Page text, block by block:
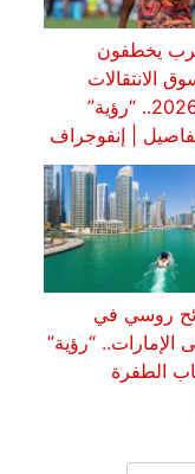
يخطفون
الانتقالات
الأوروبية 2026.. “رؤية”
| إنفوجراف
روسي في
الإمارات.. “رؤية”
الطفرة